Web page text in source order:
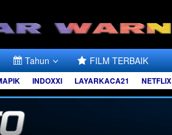
Tahun FILM TERBAIK
INDOXXI LAYARKACA21 NETFLIX